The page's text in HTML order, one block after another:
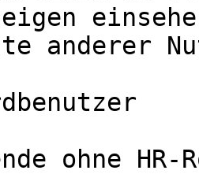
anderer
ohne HR-